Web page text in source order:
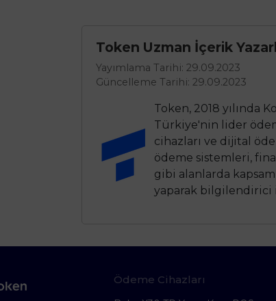
Token Uzman İçerik
Yayımlama Tarihi: 29.09.2023
Güncelleme Tarihi: 29.09.2023
Token, 2018 yılında
Türkiye'nin lider
cihazları ve dijital
ödeme sistemleri,
gibi alanlarda
yaparak
Ödeme Cihazları